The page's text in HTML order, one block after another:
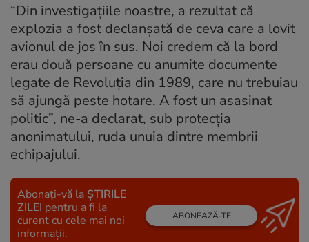
“Din investigaţiile noastre, a rezultat că
explozia a fost declanşată de ceva care a lovit
avionul de jos în sus. Noi credem că la bord
erau două persoane cu anumite documente
legate de Revoluţia din 1989, care nu trebuiau
să ajungă peste hotare. A fost un asasinat
politic”, ne-a declarat, sub protecţia
anonimatului, ruda unuia dintre membrii
echipajului.
Abonați-vă la ȘTIRILE
ZILEI pentru a fi la
curent cu cele mai noi
informații.
ABONEAZĂ-TE